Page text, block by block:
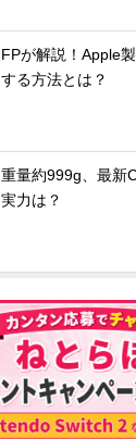
FPが解説！Apple
する方法とは？
重量約999g、最新
実力は？